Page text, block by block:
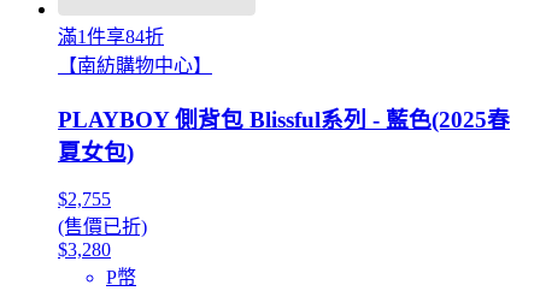
滿1件享84折
【南紡購物中心】
PLAYBOY 側背包 Blissful系列 - 藍色(2025春
夏女包)
$2,755
(售價已折)
$3,280
P幣